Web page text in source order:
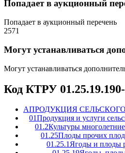
Попадает в аукционный
Попадает в аукционный перечень
2571
Могут устанавливаться
Могут устанавливаться
Код КТРУ
AПРОДУКЦИЯ
01Продукция и услуги
01.2Культуры многолетние
01.25Плоды прочих
01.25.1Ягоды и плоды